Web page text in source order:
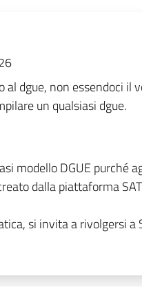
dgue, non essendoci il
un qualsiasi dgue.
modello DGUE purché
dalla piattaforma
si invita a rivolgersi a